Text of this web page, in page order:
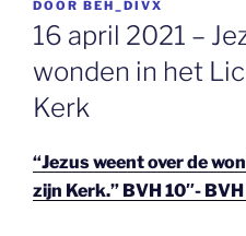
GEPLAATST
OP
DOOR BEH_DIVX
16 april 2021 –
wonden in het
Kerk
“Jezus weent over de
zijn Kerk.” BVH 10″-